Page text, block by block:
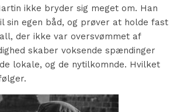
ikke bryder sig meget om. Han
sin egen båd, og prøver at holde fast
der ikke var oversvømmet af
skaber voksende spændinger
lokale, og de nytilkomnde. Hvilket